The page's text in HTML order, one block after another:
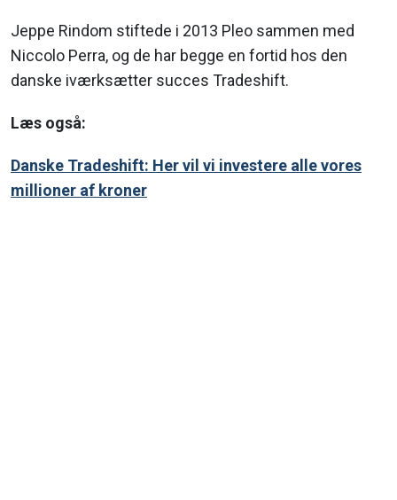
Jeppe Rindom stiftede i 2013 Pleo sammen med
Niccolo Perra, og de har begge en fortid hos den
danske iværksætter succes Tradeshift.
Læs også:
Danske Tradeshift: Her vil vi investere alle vores
millioner af kroner